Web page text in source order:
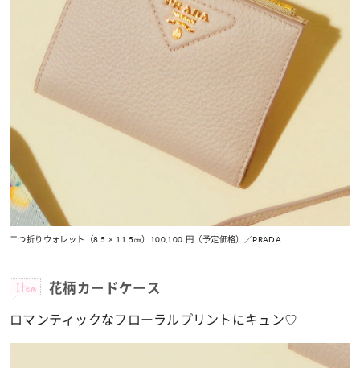
二つ折りウォレット（8.5 × 11.5㎝）100,100 円（予定価格）／PRADA
Item 花柄カードケース
ロマンティックなフローラルプリントにキュン♡